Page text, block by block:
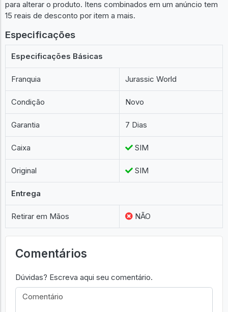
para alterar o produto. Itens combinados em um anúncio tem
15 reais de desconto por item a mais.
Especificações
Especificações Básicas
Franquia Jurassic World
Condição Novo
Garantia 7 Dias
Caixa SIM
Original SIM
Entrega
Retirar em Mãos NÃO
Comentários
Dúvidas? Escreva aqui seu comentário.